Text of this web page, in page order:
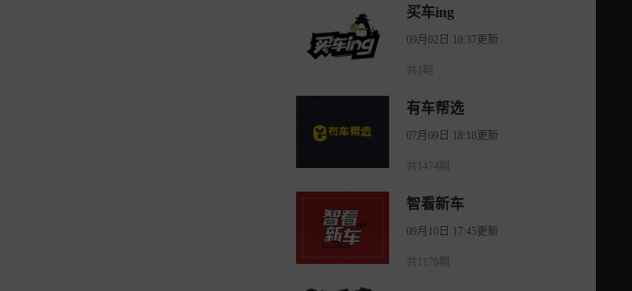
买车ing
09月02日 10:37更新
共1期
有车帮选
07月09日 18:18更新
共1474期
智看新车
09月10日 17:45更新
共1176期